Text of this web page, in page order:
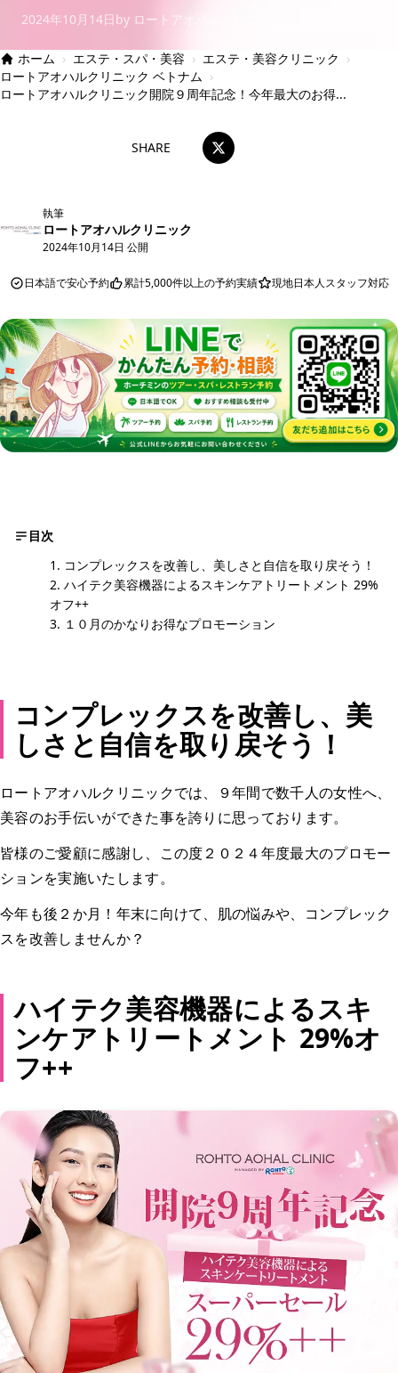
2024年10月14日by ロートアオハルクリニック
ホーム › エステ・スパ・美容 › エステ・美容クリニック ›
ロートアオハルクリニック ベトナム ›
ロートアオハルクリニック開院９周年記念！今年最大のお得...
SHARE
執筆
ロートアオハルクリニック
2024年10月14日 公開
日本語で安心予約 累計5,000件以上の予約実績 現地日本人スタッフ対応
目次
コンプレックスを改善し、美しさと自信を取り戻そう！
ハイテク美容機器によるスキンケアトリートメント 29%
オフ++
１０月のかなりお得なプロモーション
コンプレックスを改善し、美
しさと自信を取り戻そう！
ロートアオハルクリニックでは、９年間で数千人の女性へ、
美容のお手伝いができた事を誇りに思っております。
皆様のご愛顧に感謝し、この度２０２４年度最大のプロモー
ションを実施いたします。
今年も後２か月！年末に向けて、肌の悩みや、コンプレック
スを改善しませんか？
ハイテク美容機器によるスキ
ンケアトリートメント 29%オ
フ++